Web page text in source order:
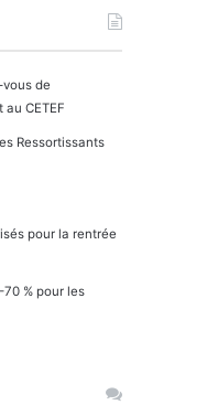
de
au CETEF
Ressortissants
pour la rentrée
% pour les